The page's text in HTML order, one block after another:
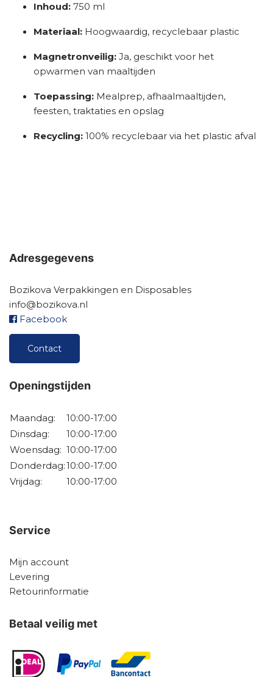
Inhoud: 750 ml
Materiaal: Hoogwaardig, recyclebaar plastic
Magnetronveilig: Ja, geschikt voor het
opwarmen van maaltijden
Toepassing: Mealprep, afhaalmaaltijden,
feesten, traktaties en opslag
Recycling: 100% recyclebaar via het plastic afval
Adresgegevens
Bozikova Verpakkingen en Disposables
info@bozikova.nl
Facebook
Contact
Openingstijden
Maandag:
10:00-17:00
Dinsdag:
10:00-17:00
Woensdag: 10:00-17:00
Donderdag:10:00-17:00
Vrijdag:
10:00-17:00
Service
Mijn account
Levering
Retourinformatie
Betaal veilig met